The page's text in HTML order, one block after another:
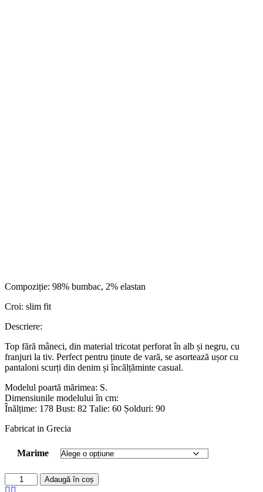
Compoziție: 98% bumbac, 2% elastan
Croi: slim fit
Descriere:
Top fără mâneci, din material tricotat perforat în alb și negru, cu
franjuri la tiv. Perfect pentru ținute de vară, se asortează ușor cu
pantaloni scurți din denim și încălțăminte casual.
Modelul poartă mărimea: S.
Dimensiunile modelului în cm:
Înălțime: 178 Bust: 82 Talie: 60 Șolduri: 90
Fabricat in Grecia
Marime
Adaugă în coș